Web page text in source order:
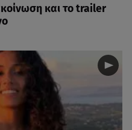
και το trailer